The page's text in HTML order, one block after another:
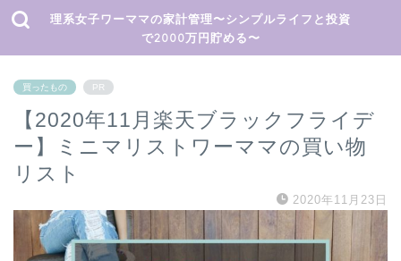
理系女子ワーママの家計管理〜シンプルライフと投資
で2000万円貯める〜
買ったもの PR
【2020年11月楽天ブラックフライデ
ー】ミニマリストワーママの買い物
リスト
2020年11月23日